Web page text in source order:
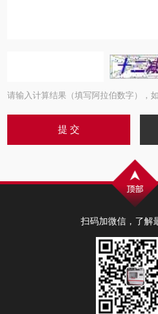
请输入计算结果（填写阿拉伯数字），
扫码加微信，了解